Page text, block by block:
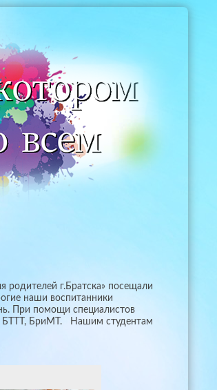
г.Братска» посещали
наши воспитанники
При помощи специалистов
БТТТ, БриМТ. Нашим студентам